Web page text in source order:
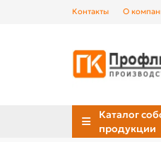
Контакты О
Каталог
продукции